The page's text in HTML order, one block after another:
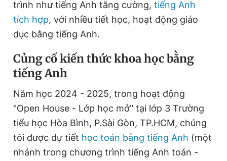
Đọc Thanh Niên trên điện thoại
Theo dõi báo trên
0906 645 777
Liên hệ quảng cáo
0908 780 404
trình như tiếng Anh tăng cường, tiếng Anh
tích hợp, với nhiều tiết học, hoạt động giáo
dục bằng tiếng Anh.
Củng cố kiến thức khoa học bằng
tiếngAnh
Năm học 2024 - 2025, trong hoạt động
"Open House - Lớp học mở" tại lớp 3 Trường
tiểu học Hòa Bình, P.Sài Gòn, TP.HCM, chúng
tôi được dự tiết học toán bằng tiếng Anh (một
nhánh trong chương trình tiếng Anh toán -